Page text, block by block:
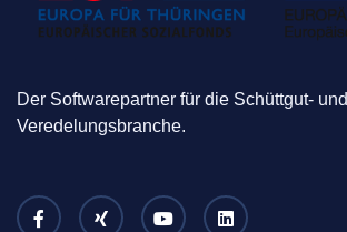
Der Softwarepartner für die Schüttgut- und
Veredelungsbranche.